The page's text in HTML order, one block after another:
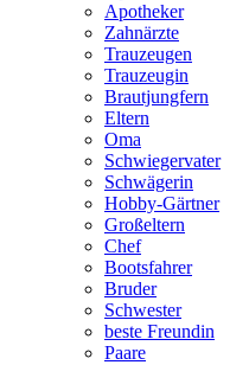
Apotheker
Zahnärzte
Trauzeugen
Trauzeugin
Brautjungfern
Eltern
Oma
Schwiegervater
Schwägerin
Hobby-Gärtner
Großeltern
Chef
Bootsfahrer
Bruder
Schwester
beste Freundin
Paare